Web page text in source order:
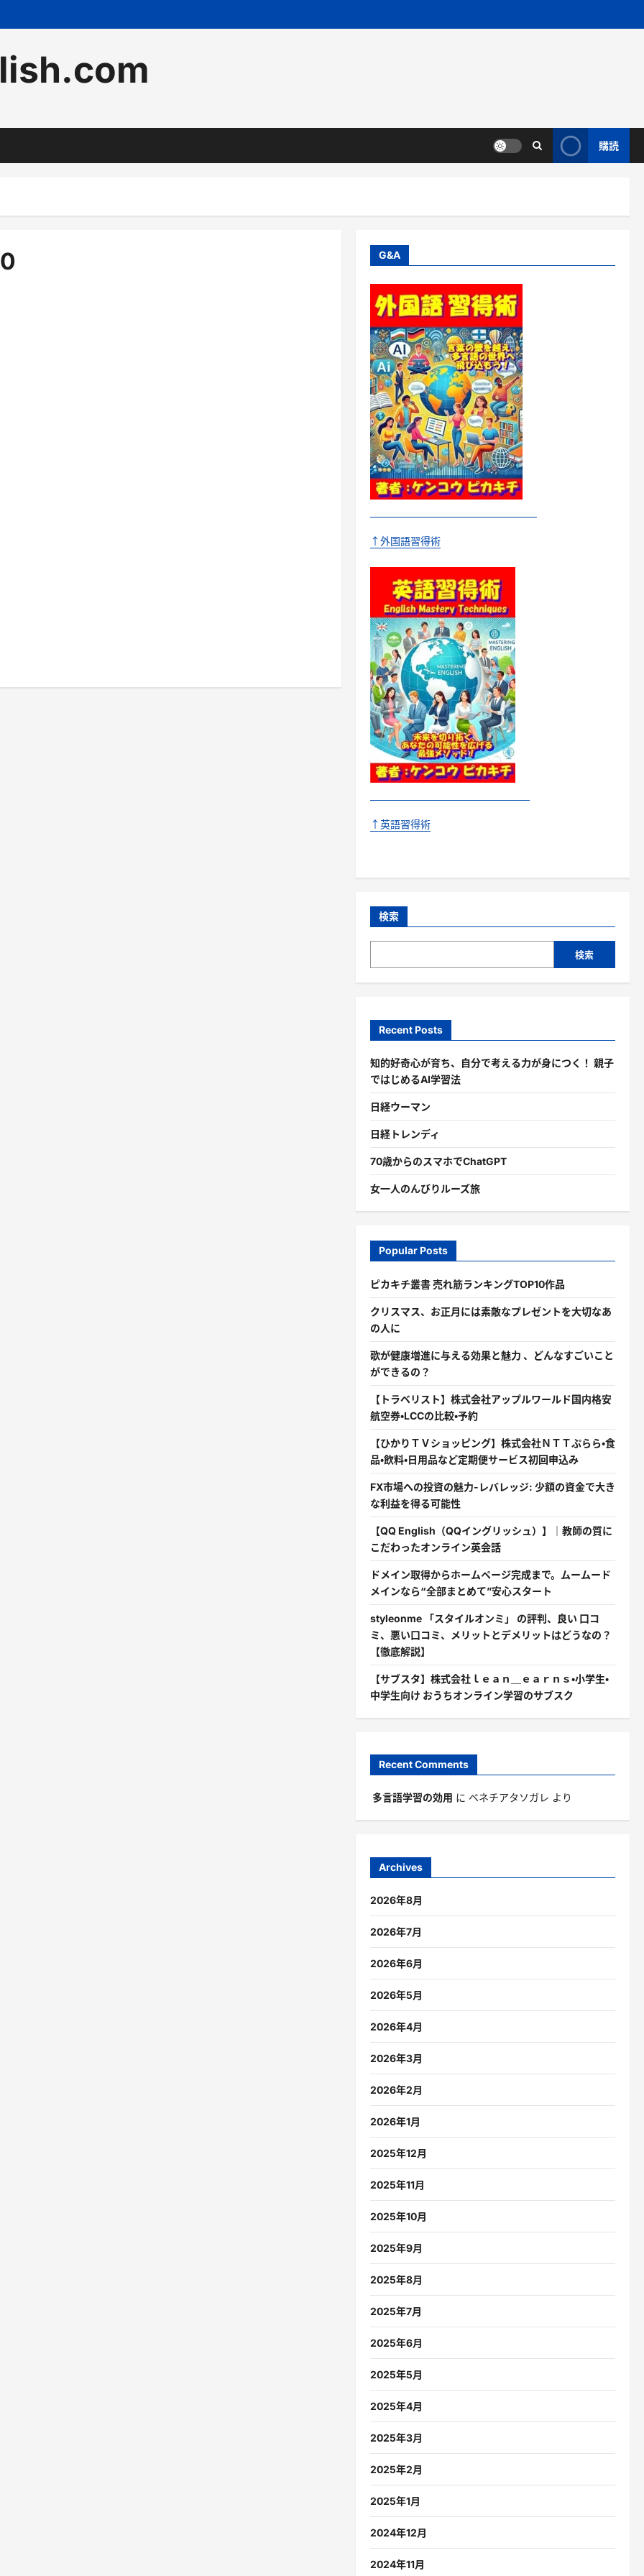
購読
G&A
↑外国語習得術
↑英語習得術
検索
検索
Recent Posts
知的好奇心が育ち、自分で考える力が身につく！ 親子
ではじめるAI学習法
日経ウーマン
日経トレンディ
70歳からのスマホでChatGPT
女一人のんびりルーズ旅
Popular Posts
ピカキチ叢書 売れ筋ランキングTOP10作品
クリスマス、お正月には素敵なプレゼントを大切なあ
の人に
歌が健康増進に与える効果と魅力 、どんなすごいこと
ができるの？
【トラベリスト】株式会社アップルワールド国内格安
航空券・LCCの比較・予約
【ひかりＴＶショッピング】株式会社ＮＴＴぷらら・食
品・飲料・日用品など定期便サービス初回申込み
FX市場への投資の魅力-レバレッジ: 少額の資金で大き
な利益を得る可能性
【QQ English（QQイングリッシュ）】｜教師の質に
こだわったオンライン英会話
ドメイン取得からホームページ完成まで。ムームード
メインなら“全部まとめて”安心スタート
styleonme 「スタイルオンミ」 の評判、良い 口コ
ミ、悪い口コミ、メリットとデメリットはどうなの？
【徹底解説】
【サブスタ】株式会社ｌｅａｎ＿ｅａｒｎｓ・小学生・
中学生向け おうちオンライン学習のサブスク
Recent Comments
多言語学習の効用 に ベネチアタソガレ より
Archives
2026年8月
2026年7月
2026年6月
2026年5月
2026年4月
2026年3月
2026年2月
2026年1月
2025年12月
2025年11月
2025年10月
2025年9月
2025年8月
2025年7月
2025年6月
2025年5月
2025年4月
2025年3月
2025年2月
2025年1月
2024年12月
2024年11月